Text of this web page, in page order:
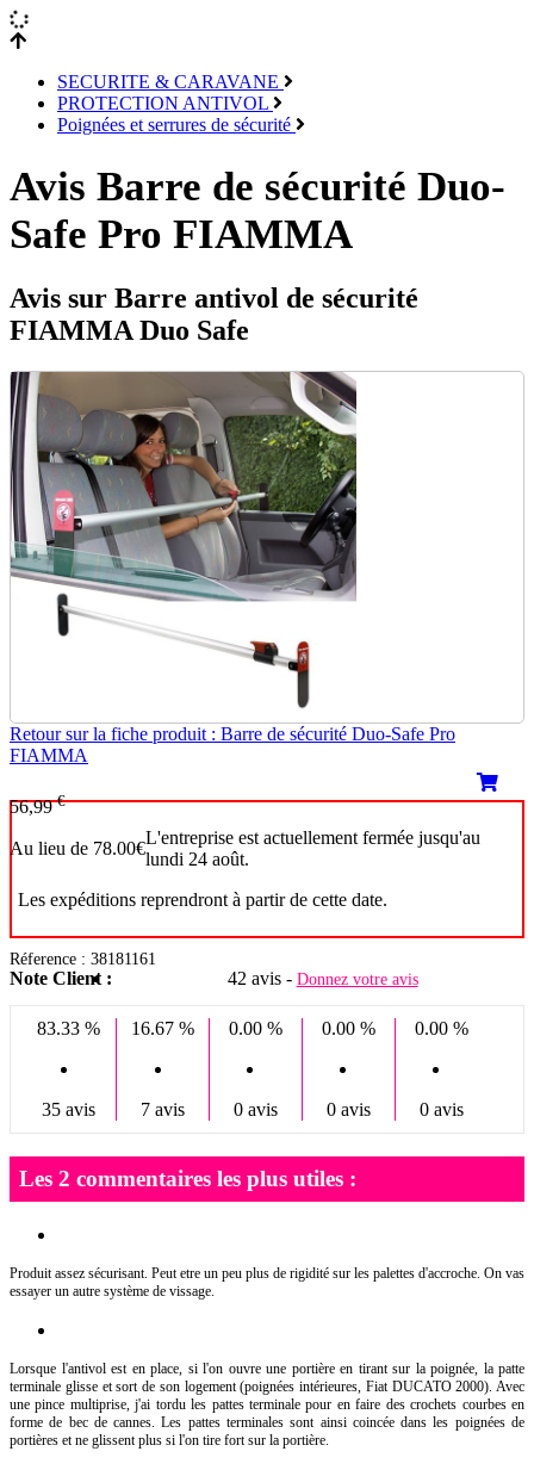
SECURITE & CARAVANE
PROTECTION ANTIVOL
Poignées et serrures de sécurité
Avis Barre de sécurité Duo-
Safe Pro FIAMMA
Avis sur Barre antivol de sécurité
FIAMMA Duo Safe
Retour sur la fiche produit : Barre de sécurité Duo-Safe Pro
FIAMMA
56,99€
Au lieu de 78.00€L'entreprise est actuellement fermée jusqu'au
lundi 24 août.
Les expéditions reprendront à partir de cette date.
Réference : 38181161
Note Client : 42 avis - Donnez votre avis
83.33 %
35 avis
16.67 %
7 avis
0.00 %
0 avis
0.00 %
0 avis
0.00 %
0 avis
Les 2 commentaires les plus utiles :
Produit assez sécurisant. Peut etre un peu plus de rigidité sur les palettes d'accroche. On vas
essayer un autre système de vissage.
Lorsque l'antivol est en place, si l'on ouvre une portière en tirant sur la poignée, la patte
terminale glisse et sort de son logement (poignées intérieures, Fiat DUCATO 2000). Avec
une pince multiprise, j'ai tordu les pattes terminale pour en faire des crochets courbes en
forme de bec de cannes. Les pattes terminales sont ainsi coincée dans les poignées de
portières et ne glissent plus si l'on tire fort sur la portière.